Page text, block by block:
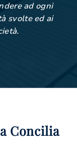
ad ogni
svolte ed ai
Concilia